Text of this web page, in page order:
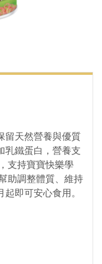
留天然營養與優質
乳鐵蛋白，營養支
支持寶寶快樂學
助調整體質、維持
即可安心食用。